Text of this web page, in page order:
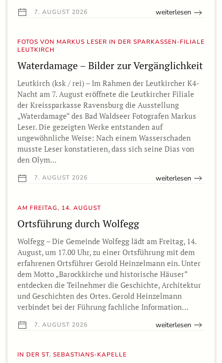
7. AUGUST 2026 weiterlesen
FOTOS VON MARKUS LESER IN DER SPARKASSEN-FILIALE
LEUTKIRCH
Waterdamage – Bilder zur Vergänglichkeit
Leutkirch (ksk / rei) – Im Rahmen der Leutkircher K4-
Nacht am 7. August eröffnete die Leutkircher Filiale
der Kreissparkasse Ravensburg die Ausstellung
„Waterdamage“ des Bad Waldseer Fotografen Markus
Leser. Die gezeigten Werke entstanden auf
ungewöhnliche Weise: Nach einem Wasserschaden
musste Leser konstatieren, dass sich seine Dias von
den Olym…
7. AUGUST 2026 weiterlesen
AM FREITAG, 14. AUGUST
Ortsführung durch Wolfegg
Wolfegg – Die Gemeinde Wolfegg lädt am Freitag, 14.
August, um 17.00 Uhr, zu einer Ortsführung mit dem
erfahrenen Ortsführer Gerold Heinzelmann ein. Unter
dem Motto „Barockkirche und historische Häuser“
entdecken die Teilnehmer die Geschichte, Architektur
und Geschichten des Ortes. Gerold Heinzelmann
verbindet bei der Führung fachliche Information…
7. AUGUST 2026 weiterlesen
IN DER ST. SEBASTIANS-KAPELLE